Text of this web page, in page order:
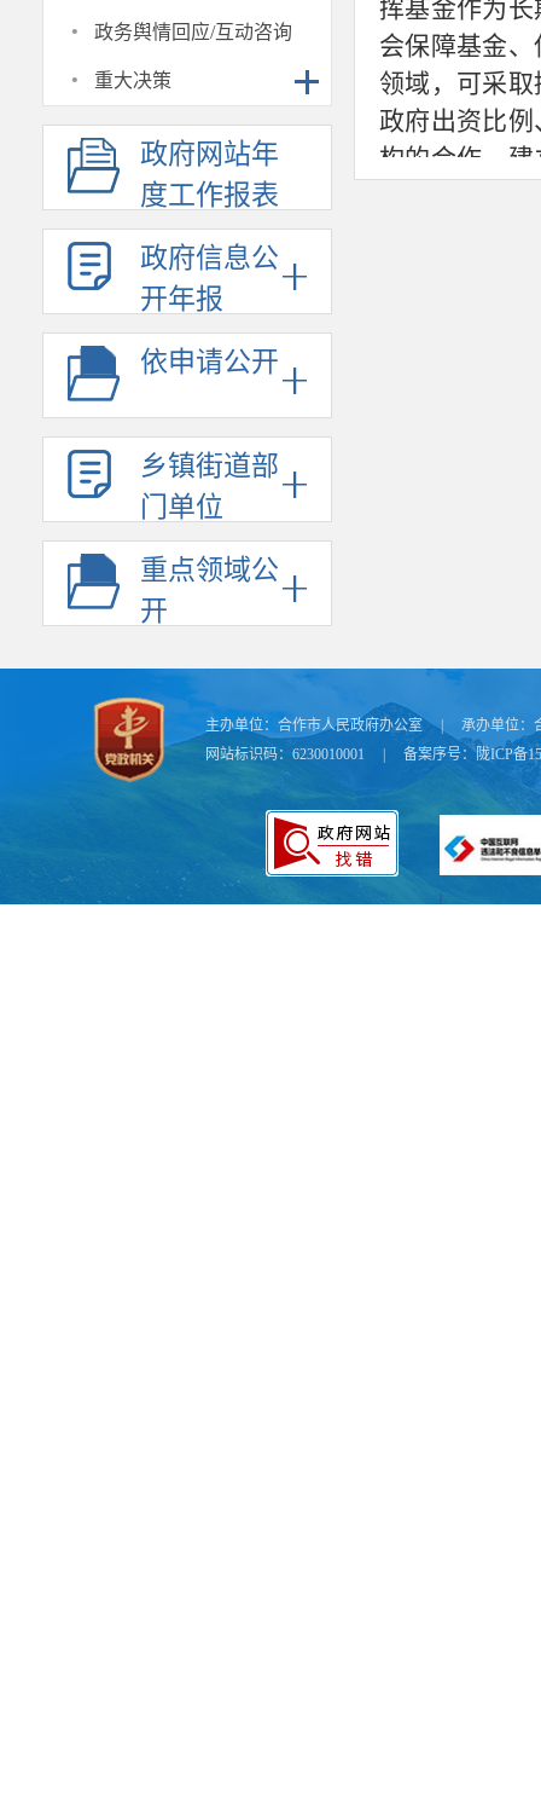
· 政务舆情回应/互动咨询
· 重大决策
政府网站年
度工作报表
政府信息公
开年报
依申请公开
乡镇街道部
门单位
重点领域公
开
挥基金作为
会保障基金
领域，可采
政府出资比
构的合作，
二、加
（六）
划、统一管
金要主动衔
培育发展新
取国家级基
强财政资源
主办单位： 合作市人民政府办公室 承办单位：
网站标识码：6230010001
备案序号：陇ICP备